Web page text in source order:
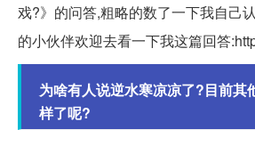
戏?》的问答,粗略的数了一下我自己
的小伙伴欢迎去看一下我这篇回答
为啥有人说逆水寒凉凉了?目前其
样了呢?